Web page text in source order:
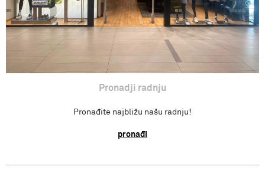
Pronadji radnju
Pronađite najbližu našu radnju!
pronađi